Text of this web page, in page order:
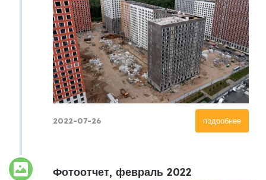
подробнее
2022-07-26
Фотоотчет, февраль 2022